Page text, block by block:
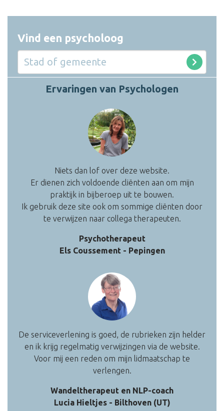
Vind een psycholoog
Ervaringen van Psychologen
Niets dan lof over deze website.
Er dienen zich voldoende cliënten aan om mijn
praktijk in bijberoep uit te bouwen.
Ik gebruik deze site ook om sommige cliënten door
te verwijzen naar collega therapeuten.
Psychotherapeut
Els Coussement - Pepingen
De serviceverlening is goed, de rubrieken zijn helder
en ik krijg regelmatig verwijzingen via de website.
Voor mij een reden om mijn lidmaatschap te
verlengen.
Wandeltherapeut en NLP-coach
Lucia Hieltjes - Bilthoven (UT)